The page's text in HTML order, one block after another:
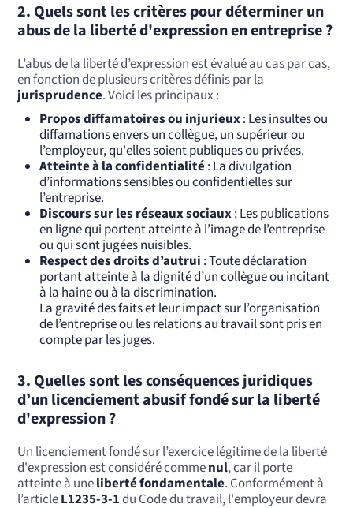
2. Quels sont les critères pour déterminer un
abus de la liberté d'expression en entreprise ?
L’abus de la liberté d’expression est évalué au cas par cas,
en fonction de plusieurs critères définis par la
jurisprudence. Voici les principaux :
Propos diffamatoires ou injurieux: Les insultes ou
diffamations envers un collègue, un supérieur ou
l’employeur, qu'elles soient publiques ou privées.
Atteinte à la confidentialité: La divulgation
d’informations sensibles ou confidentielles sur
l’entreprise.
Discours sur les réseaux sociaux: Les publications
en ligne qui portent atteinte à l’image de l’entreprise
ou qui sont jugées nuisibles.
Respect des droits d’autrui : Toute déclaration
portant atteinte à la dignité d’un collègue ou incitant
à la haine ou à la discrimination.
La gravité des faits et leur impact sur l’organisation
de l’entreprise ou les relations au travail sont pris en
compte par les juges.
3. Quelles sont les conséquences juridiques
d’un licenciement abusif fondé sur la liberté
d'expression ?
Un licenciement fondé sur l’exercice légitime de la liberté
d'expression est considéré commenul, car il porte
atteinte à uneliberté fondamentale. Conformément à
l’articleL1235-3-1du Code du travail, l'employeur devra